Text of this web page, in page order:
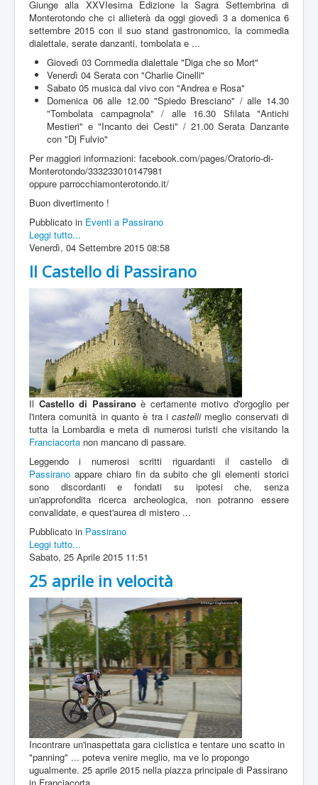
Giunge alla XXVIesima Edizione la Sagra Settembrina di
Monterotondo che ci allieterà da oggi giovedì 3 a domenica 6
settembre 2015 con il suo stand gastronomico, la commedia
dialettale, serate danzanti, tombolata e ...
Giovedì 03 Commedia dialettale "Diga che so Mort"
Venerdì 04 Serata con "Charlie Cinelli"
Sabato 05 musica dal vivo con "Andrea e Rosa"
Domenica 06 alle 12.00 "Spiedo Bresciano" / alle 14.30
"Tombolata campagnola" / alle 16.30 Sfilata "Antichi
Mestieri" e "Incanto dei Cesti" / 21.00 Serata Danzante
con "Dj Fulvio"
Per maggiori informazioni: facebook.com/pages/Oratorio-di-
Monterotondo/333233010147981
oppure parrocchiamonterotondo.it/
Buon divertimento !
Pubblicato in Eventi a Passirano
Leggi tutto...
Venerdì, 04 Settembre 2015 08:58
Il Castello di Passirano
Il Castello di Passiranoè certamente motivo d'orgoglio per
l'intera comunità in quanto è tra icastellimeglio conservati di
tutta la Lombardia e meta di numerosi turisti che visitando la
Franciacorta non mancano di passare.
Leggendo i numerosi scritti riguardanti il castello di
Passirano appare chiaro fin da subito che gli elementi storici
sono discordanti e fondati su ipotesi che, senza
un'approfondita ricerca archeologica, non potranno essere
convalidate, e quest'aurea di mistero ...
Pubblicato in Passirano
Leggi tutto...
Sabato, 25 Aprile 2015 11:51
25 aprile in velocità
Incontrare un'inaspettata gara ciclistica e tentare uno scatto in
"panning" ... poteva venire meglio, ma ve lo propongo
ugualmente. 25 aprile 2015 nella piazza principale di Passirano